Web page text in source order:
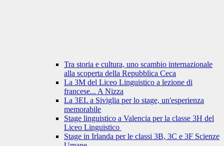
Tra storia e cultura, uno scambio internazionale
alla scoperta della Repubblica Ceca
La 3M del Liceo Linguistico a lezione di
francese... A Nizza
La 3EL a Siviglia per lo stage, un'esperienza
memorabile
Stage linguistico a Valencia per la classe 3H del
Liceo Linguistico
Stage in Irlanda per le classi 3B, 3C e 3F Scienze